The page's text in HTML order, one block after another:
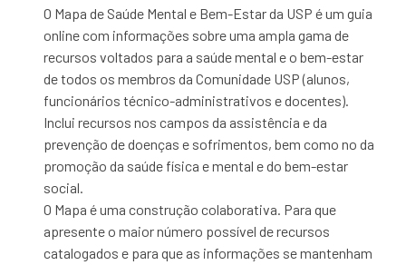
O Mapa de Saúde Mental e Bem-Estar da USP é um guia
online com informações sobre uma ampla gama de
recursos voltados para a saúde mental e o bem-estar
de todos os membros da Comunidade USP (alunos,
funcionários técnico-administrativos e docentes).
Inclui recursos nos campos da assistência e da
prevenção de doenças e sofrimentos, bem como no da
promoção da saúde física e mental e do bem-estar
social.
O Mapa é uma construção colaborativa. Para que
apresente o maior número possível de recursos
catalogados e para que as informações se mantenham